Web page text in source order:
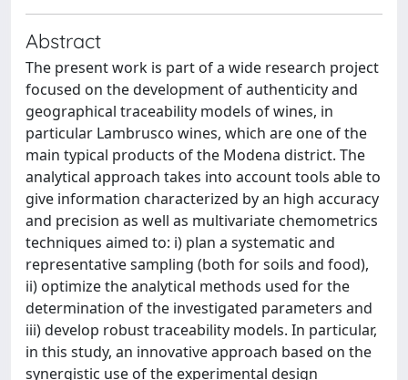
Abstract
The present work is part of a wide research project
focused on the development of authenticity and
geographical traceability models of wines, in
particular Lambrusco wines, which are one of the
main typical products of the Modena district. The
analytical approach takes into account tools able to
give information characterized by an high accuracy
and precision as well as multivariate chemometrics
techniques aimed to: i) plan a systematic and
representative sampling (both for soils and food),
ii) optimize the analytical methods used for the
determination of the investigated parameters and
iii) develop robust traceability models. In particular,
in this study, an innovative approach based on the
synergistic use of the experimental design